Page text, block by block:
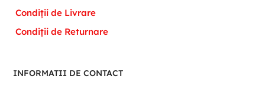
Condiții de Livrare
Condiții de Returnare
INFORMATII DE CONTACT